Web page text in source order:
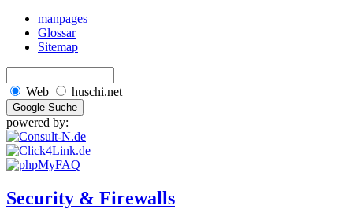
manpages
Glossar
Sitemap
Web huschi.net
powered by:
Security & Firewalls